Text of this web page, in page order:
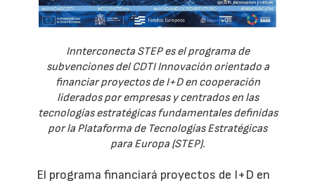
Innterconecta STEP es el programa de
subvenciones del CDTI Innovación orientado a
financiar proyectos de I+D en cooperación
liderados por empresas y centrados en las
tecnologías estratégicas fundamentales definidas
por la Plataforma de Tecnologías Estratégicas
para Europa (STEP).
El programa financiará proyectos de I+D en